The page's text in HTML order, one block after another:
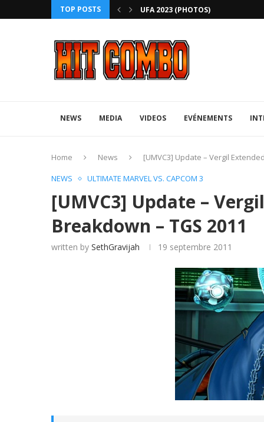
TOP POSTS
EDITION UFA 2023 (PHOTOS)
NEWS MEDIA VIDEOS EVÉNEMENTS
Home News
[UMVC3] Update – Vergil
NEWS
ULTIMATE MARVEL VS. CAPCOM 3
[UMVC3] Update –
Breakdown – TGS 2011
written by SethGravijah 19 septembre 2011